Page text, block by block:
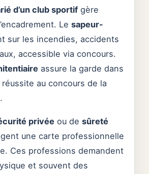
d’un club sportif gère
Le sapeur-
sur les incendies, accidents
accessible via concours.
assure la garde dans
au concours de la
privée ou de sûreté
une carte professionnelle
Ces professions demandent
et souvent des